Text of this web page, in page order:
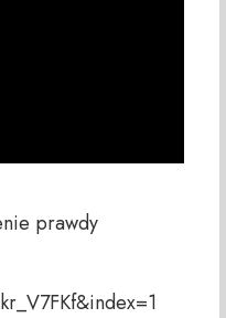
prawdy